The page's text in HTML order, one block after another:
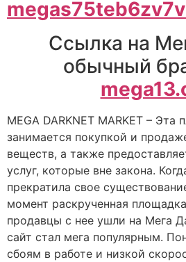
Ссылка на
обычный
MEGA DARKNET MARKET –
занимается покупкой и
веществ, а также
услуг, которые вне закона.
прекратила свое
момент раскрученная
продавцы с нее ушли на Мега
сайт стал мега популярным.
сбоям в работе и низкой